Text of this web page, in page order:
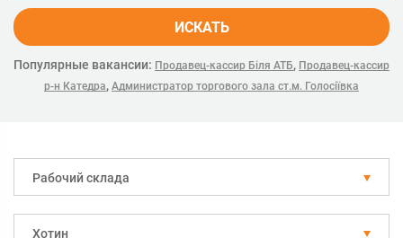
ИСКАТЬ
Популярные вакансии: Продавец-кассир Біля АТБ, Продавец-кассир
р-н Катедра, Администратор торгового зала ст.м. Голосіївка
Рабочий склада
Хотин